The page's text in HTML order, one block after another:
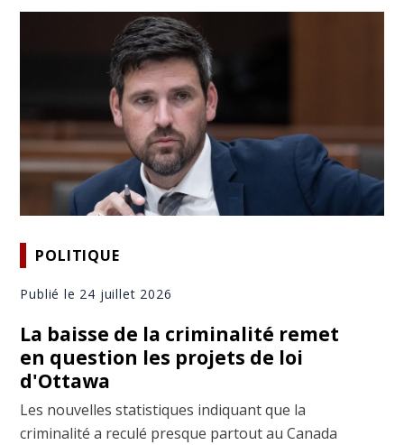
POLITIQUE
Publié le 24 juillet 2026
La baisse de la criminalité remet
en question les projets de loi
d'Ottawa
Les nouvelles statistiques indiquant que la
criminalité a reculé presque partout au Canada